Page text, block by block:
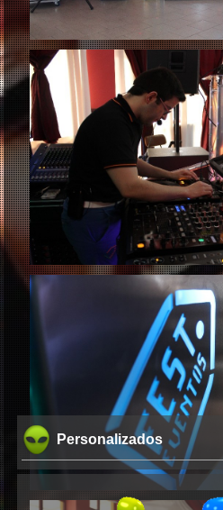
Personalizados